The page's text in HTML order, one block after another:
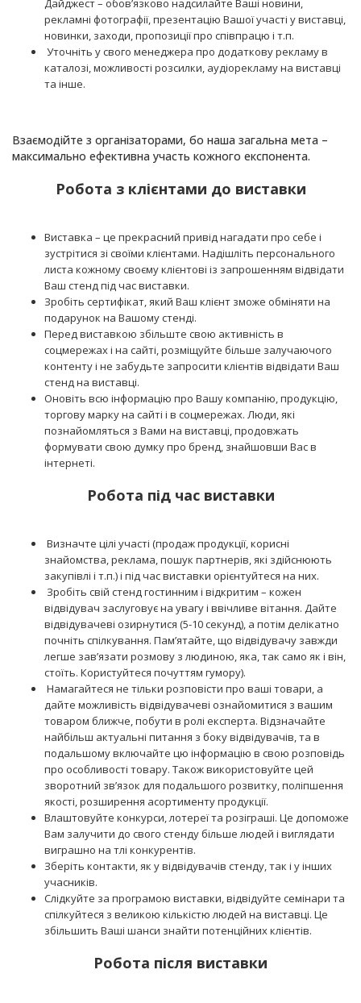
Дайджест – обов’язково надсилайте Ваші новини,
рекламні фотографії, презентацію Вашої участі у виставці,
новинки, заходи, пропозиції про співпрацю і т.п.
Уточніть у свого менеджера про додаткову рекламу в
каталозі, можливості розсилки, аудіорекламу на виставці
та інше.
Взаємодійте з організаторами, бо наша загальна мета –
максимально ефективна участь кожного експонента.
Робота з клієнтами до виставки
Виставка – це прекрасний привід нагадати про себе і
зустрітися зі своїми клієнтами. Надішліть персонального
листа кожному своєму клієнтові із запрошенням відвідати
Ваш стенд під час виставки.
Зробіть сертифікат, який Ваш клієнт зможе обміняти на
подарунок на Вашому стенді.
Перед виставкою збільште свою активність в
соцмережах і на сайті, розміщуйте більше залучаючого
контенту і не забудьте запросити клієнтів відвідати Ваш
стенд на виставці.
Оновіть всю інформацію про Вашу компанію, продукцію,
торгову марку на сайті і в соцмережах. Люди, які
познайомляться з Вами на виставці, продовжать
формувати свою думку про бренд, знайшовши Вас в
інтернеті.
Робота під час виставки
Визначте цілі участі (продаж продукції, корисні
знайомства, реклама, пошук партнерів, які здійснюють
закупівлі і т.п.) і під час виставки орієнтуйтеся на них.
Зробіть свій стенд гостинним і відкритим – кожен
відвідувач заслуговує на увагу і ввічливе вітання. Дайте
відвідувачеві озирнутися (5-10 секунд), а потім делікатно
почніть спілкування. Пам’ятайте, що відвідувачу завжди
легше зав’язати розмову з людиною, яка, так само як і він,
стоїть. Користуйтеся почуттям гумору).
Намагайтеся не тільки розповісти про ваші товари, а
дайте можливість відвідувачеві ознайомитися з вашим
товаром ближче, побути в ролі експерта. Відзначайте
найбільш актуальні питання з боку відвідувачів, та в
подальшому включайте цю інформацію в свою розповідь
про особливості товару. Також використовуйте цей
зворотний зв’язок для подальшого розвитку, поліпшення
якості, розширення асортименту продукції.
Влаштовуйте конкурси, лотереї та розіграші. Це допоможе
Вам залучити до свого стенду більше людей і виглядати
виграшно на тлі конкурентів.
Зберіть контакти, як у відвідувачів стенду, так і у інших
учасників.
Слідкуйте за програмою виставки, відвідуйте семінари та
спілкуйтеся з великою кількістю людей на виставці. Це
збільшить Ваші шанси знайти потенційних клієнтів.
Робота після виставки